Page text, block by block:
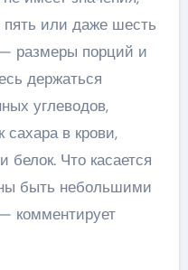
пять или даже шесть
размеры порций и
держаться
углеводов,
в крови,
белок. Что касается
быть небольшими
комментирует